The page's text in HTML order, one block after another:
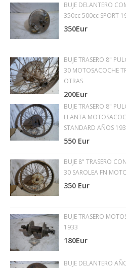
BUJE DELANTERO
350cc 500cc SPORT
350Eur
BUJE TRASERO 8"
30 MOTOSACOCHE
OTRAS
200Eur
BUJE TRASERO 8"
LLANTA
STANDARD AÑOS
550 Eur
BUJE 8" TRASERO
30 SAROLEA FN
350 Eur
BUJE TRASERO
1933
180Eur
BUJE DELANTERO